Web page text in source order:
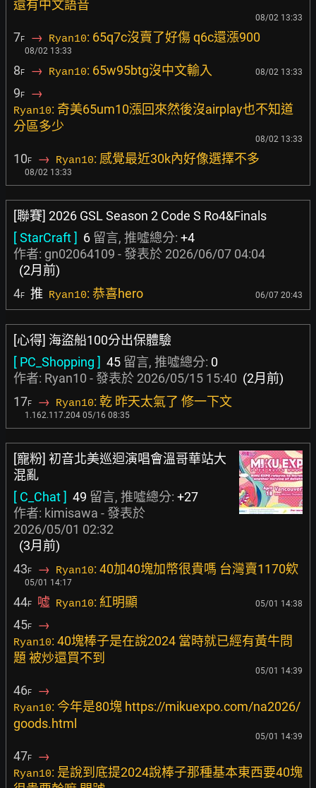
還有中文語音
08/02 13:33
7F → Ryan10: 65q7c沒賣了好傷 q6c還漲900
08/02 13:33
8F → Ryan10: 65w95btg沒中文輸入 08/02 13:33
9F →
Ryan10: 奇美65um10漲回來然後沒airplay也不知道
分區多少
08/02 13:33
10F → Ryan10: 感覺最近30k內好像選擇不多
08/02 13:33
[聯賽] 2026 GSL Season 2 Code S Ro4&Finals
[ StarCraft ] 6 留言, 推噓總分: +4
作者: gn02064109 - 發表於 2026/06/07 04:04
(2月前)
4F 推 Ryan10: 恭喜hero 06/07 20:43
[心得] 海盜船100分出保體驗
[ PC_Shopping ] 45 留言, 推噓總分: 0
作者: Ryan10 - 發表於 2026/05/15 15:40 (2月前)
17F → Ryan10: 乾 昨天太氣了 修一下文
1.162.117.204 05/16 08:35
[寵粉] 初音北美巡迴演唱會溫哥華站大
混亂
[ C_Chat ] 49 留言, 推噓總分: +27
作者: kimisawa - 發表於
2026/05/01 02:32
(3月前)
43F → Ryan10: 40加40塊加幣很貴嗎 台灣賣1170欸
05/01 14:17
44F 噓 Ryan10: 紅明顯 05/01 14:38
45F →
Ryan10: 40塊棒子是在說2024 當時就已經有黃牛問
題 被炒還買不到
05/01 14:39
46F →
Ryan10: 今年是80塊 https://mikuexpo.com/na2026/
goods.html
05/01 14:39
47F →
Ryan10: 是說到底提2024說棒子那種基本東西要40塊